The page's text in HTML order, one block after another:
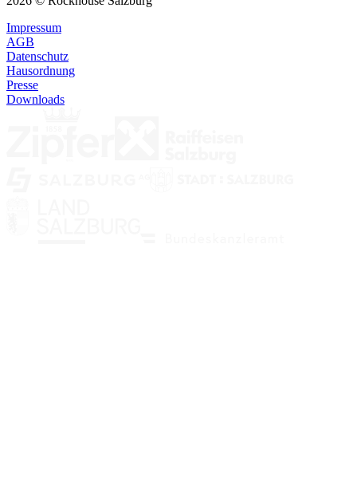
Impressum
AGB
Datenschutz
Hausordnung
Presse
Downloads